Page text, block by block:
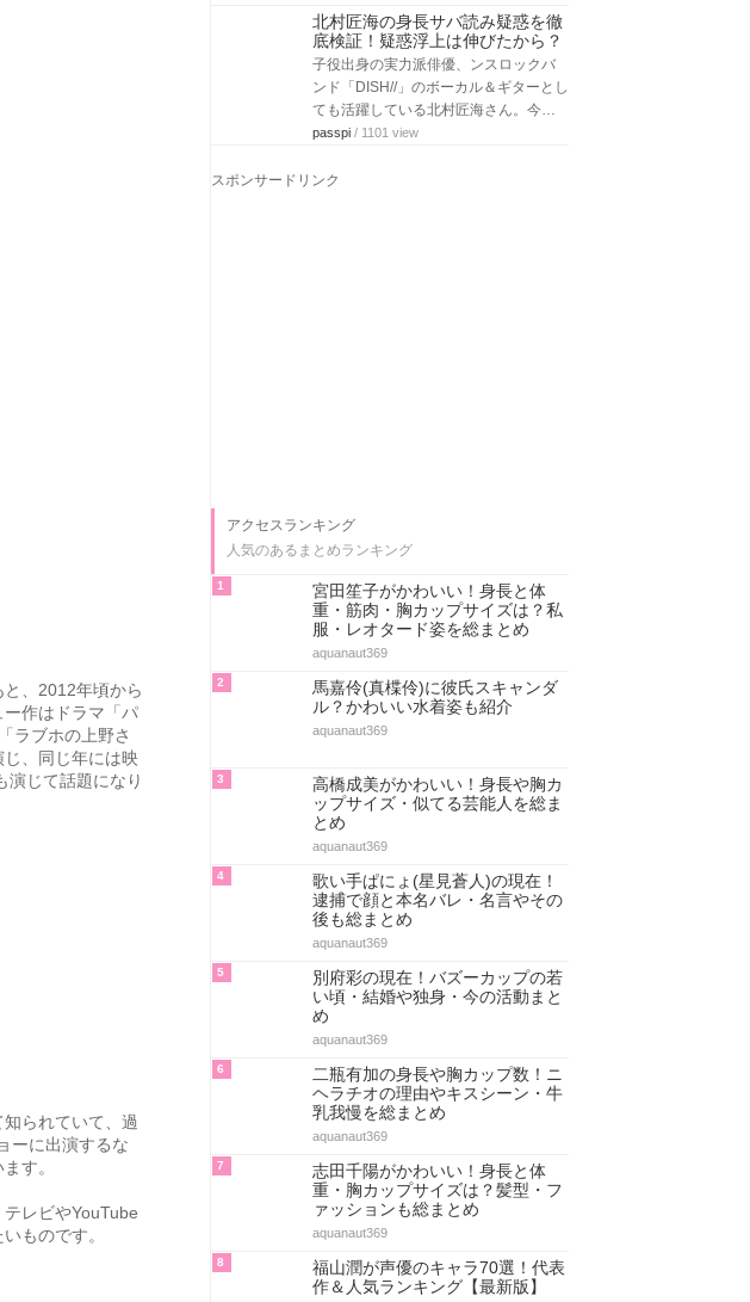
、2012年頃から
作はドラマ「パ
ラブホの上野さ
、同じ年には映
演じて話題になり
られていて、過
ーに出演するな
す。
レビやYouTube
ものです。
北村匠海の身長サバ読み疑惑を徹
底検証！疑惑浮上は伸びたから？
子役出身の実力派俳優、ンスロックバ
ンド「DISH//」のボーカル＆ギターとし
ても活躍している北村匠海さん。今…
passpi / 1101 view
スポンサードリンク
アクセスランキング
人気のあるまとめランキング
1
宮田笙子がかわいい！身長と体
重・筋肉・胸カップサイズは？私
服・レオタード姿を総まとめ
aquanaut369
2
馬嘉伶(真楪伶)に彼氏スキャンダ
ル？かわいい水着姿も紹介
aquanaut369
3
高橋成美がかわいい！身長や胸カ
ップサイズ・似てる芸能人を総ま
とめ
aquanaut369
4
歌い手ぱにょ(星見蒼人)の現在！
逮捕で顔と本名バレ・名言やその
後も総まとめ
aquanaut369
5
別府彩の現在！バズーカップの若
い頃・結婚や独身・今の活動まと
め
aquanaut369
6
二瓶有加の身長や胸カップ数！ニ
ヘラチオの理由やキスシーン・牛
乳我慢を総まとめ
aquanaut369
7
志田千陽がかわいい！身長と体
重・胸カップサイズは？髪型・フ
ァッションも総まとめ
aquanaut369
8
福山潤が声優のキャラ70選！代表
作＆人気ランキング【最新版】